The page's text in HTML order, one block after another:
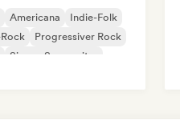
Americana
Indie-Folk
Progressiver Rock
Singer-Songwriter